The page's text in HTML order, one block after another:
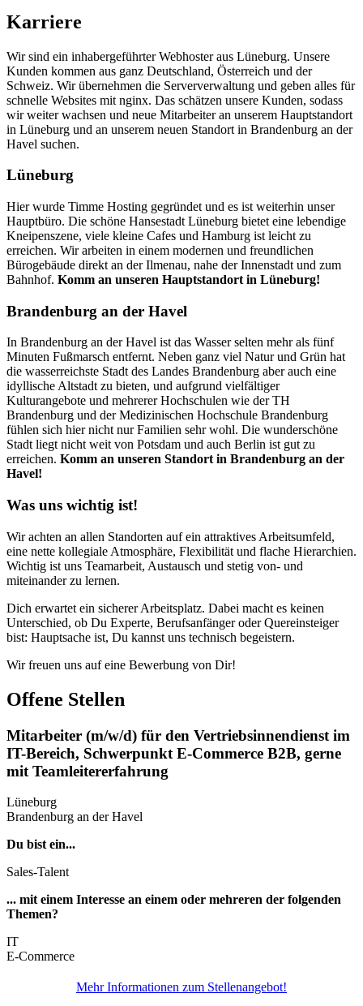
Karriere
Wir sind ein inhabergeführter Webhoster aus Lüneburg. Unsere
Kunden kommen aus ganz Deutschland, Österreich und der
Schweiz. Wir übernehmen die Serververwaltung und geben alles für
schnelle Websites mit nginx. Das schätzen unsere Kunden, sodass
wir weiter wachsen und neue Mitarbeiter an unserem Hauptstandort
in Lüneburg und an unserem neuen Standort in Brandenburg an der
Havel suchen.
Lüneburg
Hier wurde Timme Hosting gegründet und es ist weiterhin unser
Hauptbüro. Die schöne Hansestadt Lüneburg bietet eine lebendige
Kneipenszene, viele kleine Cafes und Hamburg ist leicht zu
erreichen. Wir arbeiten in einem modernen und freundlichen
Bürogebäude direkt an der Ilmenau, nahe der Innenstadt und zum
Bahnhof. Komm an unseren Hauptstandort in Lüneburg!
Brandenburg an der Havel
In Brandenburg an der Havel ist das Wasser selten mehr als fünf
Minuten Fußmarsch entfernt. Neben ganz viel Natur und Grün hat
die wasserreichste Stadt des Landes Brandenburg aber auch eine
idyllische Altstadt zu bieten, und aufgrund vielfältiger
Kulturangebote und mehrerer Hochschulen wie der TH
Brandenburg und der Medizinischen Hochschule Brandenburg
fühlen sich hier nicht nur Familien sehr wohl. Die wunderschöne
Stadt liegt nicht weit von Potsdam und auch Berlin ist gut zu
erreichen. Komm an unseren Standort in Brandenburg an der
Havel!
Was uns wichtig ist!
Wir achten an allen Standorten auf ein attraktives Arbeitsumfeld,
eine nette kollegiale Atmosphäre, Flexibilität und flache Hierarchien.
Wichtig ist uns Teamarbeit, Austausch und stetig von- und
miteinander zu lernen.
Dich erwartet ein sicherer Arbeitsplatz. Dabei macht es keinen
Unterschied, ob Du Experte, Berufsanfänger oder Quereinsteiger
bist: Hauptsache ist, Du kannst uns technisch begeistern.
Wir freuen uns auf eine Bewerbung von Dir!
Offene Stellen
Mitarbeiter (m/w/d) für den Vertriebsinnendienst im
IT-Bereich, Schwerpunkt E-Commerce B2B, gerne
mit Teamleitererfahrung
Lüneburg
Brandenburg an der Havel
Du bist ein...
Sales-Talent
... mit einem Interesse an einem oder mehreren der folgenden
Themen?
IT
E-Commerce
Mehr Informationen zum Stellenangebot!